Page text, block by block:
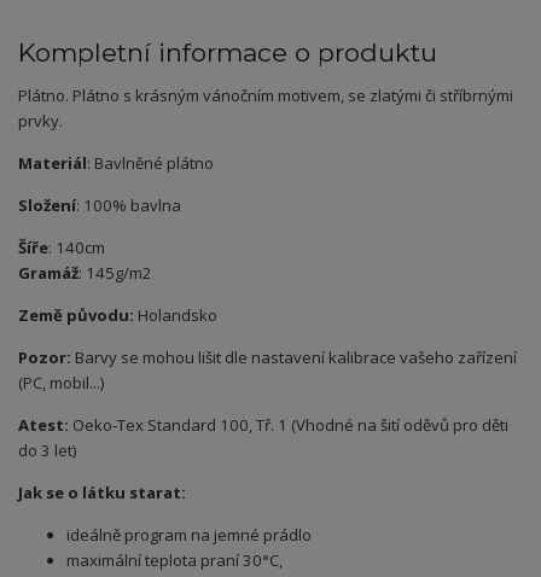
Kompletní informace o produktu
Plátno. Plátno s krásným vánočním motivem, se zlatými či stříbrnými
prvky.
Materiál: Bavlněné plátno
Složení: 100% bavlna
Šíře: 140cm
Gramáž: 145g/m2
Země původu: Holandsko
Pozor: Barvy se mohou lišit dle nastavení kalibrace vašeho zařízení
(PC, mobil...)
Atest: Oeko-Tex Standard 100, Tř. 1 (Vhodné na šití oděvů pro děti
do 3 let)
Jak se o látku starat:
ideálně program na jemné prádlo
maximální teplota praní 30°C,